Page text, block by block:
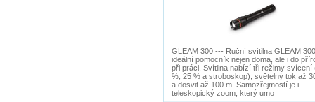
GLEAM 300 --- Ruční svítilna GLEAM
ideální pomocník nejen doma, ale i do
při práci. Svítilna nabízí tři režimy svícení
%, 25 % a stroboskop), světelný tok až
a dosvit až 100 m. Samozřejmostí je i
teleskopický zoom, který umo